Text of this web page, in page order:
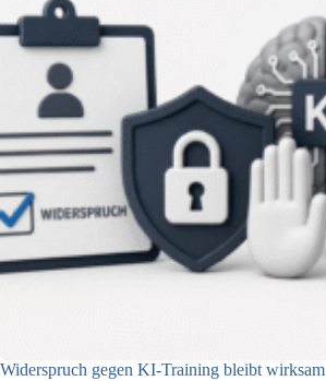
Widerspruch gegen KI-Training bleibt wirksam